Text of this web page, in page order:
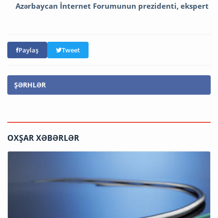
Azərbaycan İnternet Forumunun prezidenti, ekspert
Paylaş Tweet
ŞƏRHLƏR
OXŞAR XƏBƏRLƏR